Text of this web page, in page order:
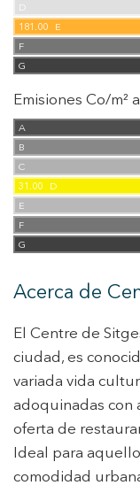
D
181.00
E
F
G
Emisiones Co/m²
A
B
C
31.00
D
E
F
G
Acerca de
El Centre de
ciudad, es
variada vida
adoquinadas con
oferta de
Ideal para
comodidad